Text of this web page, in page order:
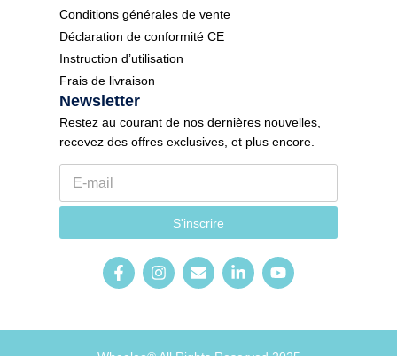
Conditions générales de vente
Déclaration de conformité CE
Instruction d’utilisation
Frais de livraison
Newsletter
Restez au courant de nos dernières nouvelles,
recevez des offres exclusives, et plus encore.
E
m
l
n
w
S'inscrire